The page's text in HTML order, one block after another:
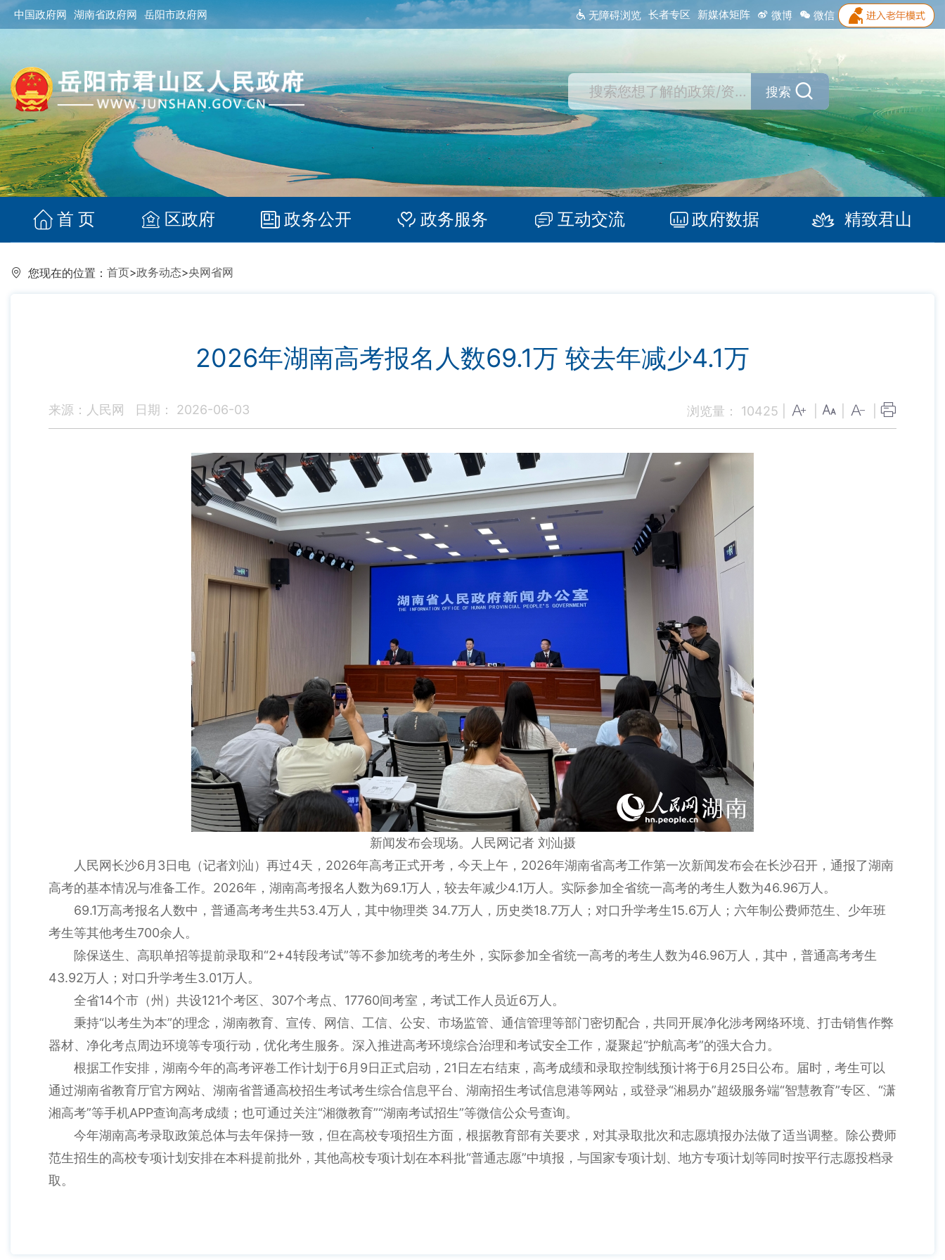
中国政府网 湖南省政府网 岳阳市政府网 无障碍浏览 长者专区 新媒体矩阵 微博 微信
搜索
首 页 区政府 政务公开 政务服务 互动交流 政府数据 精致君山
您现在的位置： 首页>政务动态>央网省网
2026年湖南高考报名人数69.1万 较去年减少4.1万
来源：人民网 日期： 2026-06-03 浏览量： 10425
新闻发布会现场。人民网记者 刘汕摄
人民网长沙6月3日电（记者刘汕）再过4天，2026年高考正式开考，今天上午，2026年湖南省高考工作第一次新闻发布会在长沙召开，通报了湖南
高考的基本情况与准备工作。2026年，湖南高考报名人数为69.1万人，较去年减少4.1万人。实际参加全省统一高考的考生人数为46.96万人。
69.1万高考报名人数中，普通高考考生共53.4万人，其中物理类 34.7万人，历史类18.7万人；对口升学考生15.6万人；六年制公费师范生、少年班
考生等其他考生700余人。
除保送生、高职单招等提前录取和“2+4转段考试”等不参加统考的考生外，实际参加全省统一高考的考生人数为46.96万人，其中，普通高考考生
43.92万人；对口升学考生3.01万人。
全省14个市（州）共设121个考区、307个考点、17760间考室，考试工作人员近6万人。
秉持“以考生为本”的理念，湖南教育、宣传、网信、工信、公安、市场监管、通信管理等部门密切配合，共同开展净化涉考网络环境、打击销售作弊
器材、净化考点周边环境等专项行动，优化考生服务。深入推进高考环境综合治理和考试安全工作，凝聚起“护航高考”的强大合力。
根据工作安排，湖南今年的高考评卷工作计划于6月9日正式启动，21日左右结束，高考成绩和录取控制线预计将于6月25日公布。届时，考生可以
通过湖南省教育厅官方网站、湖南省普通高校招生考试考生综合信息平台、湖南招生考试信息港等网站，或登录“湘易办”超级服务端“智慧教育”专区、“潇
湘高考”等手机APP查询高考成绩；也可通过关注“湘微教育”“湖南考试招生”等微信公众号查询。
今年湖南高考录取政策总体与去年保持一致，但在高校专项招生方面，根据教育部有关要求，对其录取批次和志愿填报办法做了适当调整。除公费师
范生招生的高校专项计划安排在本科提前批外，其他高校专项计划在本科批“普通志愿”中填报，与国家专项计划、地方专项计划等同时按平行志愿投档录
取。